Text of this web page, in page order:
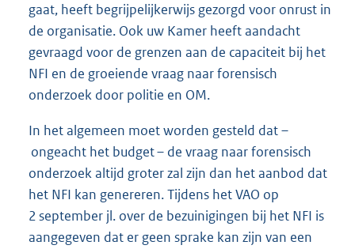
gaat, heeft begrijpelijkerwijs gezorgd voor onrust in
de organisatie. Ook uw Kamer heeft aandacht
gevraagd voor de grenzen aan de capaciteit bij het
NFI en de groeiende vraag naar forensisch
onderzoek door politie en OM.
In het algemeen moet worden gesteld dat –
ongeacht het budget – de vraag naar forensisch
onderzoek altijd groter zal zijn dan het aanbod dat
het NFI kan genereren. Tijdens het VAO op
2 september jl. over de bezuinigingen bij het NFI is
aangegeven dat er geen sprake kan zijn van een